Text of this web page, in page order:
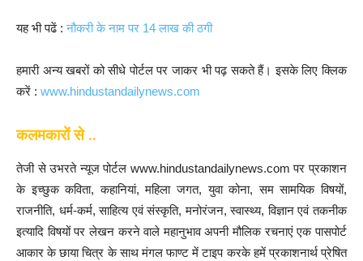
यह भी पढें :नौकरी के नाम पर 14 लाख की ठगी
हमारी अन्य खबरों को सीधे पोर्टल पर जाकर भी पढ़ सकते हैं। इसके लिए क्लिक
करें : www.hindustandailynews.com
कलमकारों से ..
तेजी से उभरते न्यूज पोर्टल www.hindustandailynews.com पर प्रकाशन
के इच्छुक कविता, कहानियां, महिला जगत, युवा कोना, सम सामयिक विषयों,
राजनीति, धर्म-कर्म, साहित्य एवं संस्कृति, मनोरंजन, स्वास्थ्य, विज्ञान एवं तकनीक
इत्यादि विषयों पर लेखन करने वाले महानुभाव अपनी मौलिक रचनाएं एक पासपोर्ट
आकार के छाया चित्र के साथ मंगल फाण्ट में टाइप करके हमें प्रकाशनार्थ प्रेषित